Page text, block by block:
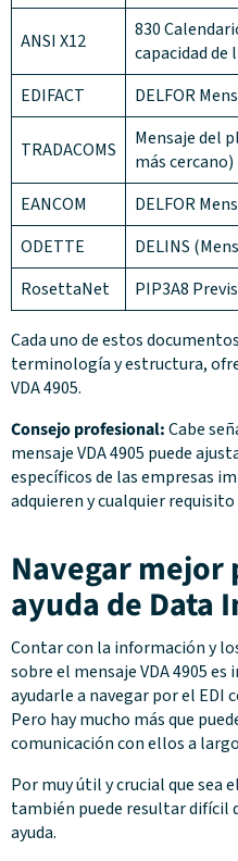
ANSI X12
830
capacidad de
EDIFACT
DELFOR
TRADACOMS
Mensaje del
más cercano)
EANCOM
DELFOR
ODETTE
DELINS
RosettaNet
PIP3A8
Cada uno de estos
terminología y estructura,
VDA 4905.
Consejo profesional:Cabe
mensaje VDA 4905 puede
específicos de las empresas
adquieren y cualquier
Navegar mejor
ayuda de Data
Contar con la información y
sobre el mensaje VDA 4905
ayudarle a navegar por el EDI
Pero hay mucho más que
comunicación con ellos a
Por muy útil y crucial que sea
también puede resultar difícil
ayuda.